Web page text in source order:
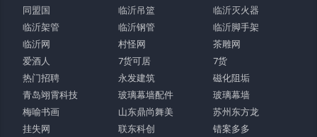
同盟国
临沂吊篮
临沂灭火器
临沂架管
临沂钢管
临沂脚手架
临沂网
村怪网
茶雕网
爱酒人
7货可居
7货
热门招聘
永发建筑
磁化阻垢
青岛翊霄科技
玻璃幕墙配件
玻璃幕墙
梅喻书画
山东鼎尚舞美
苏州东方龙
挂失网
联东科创
错案多多